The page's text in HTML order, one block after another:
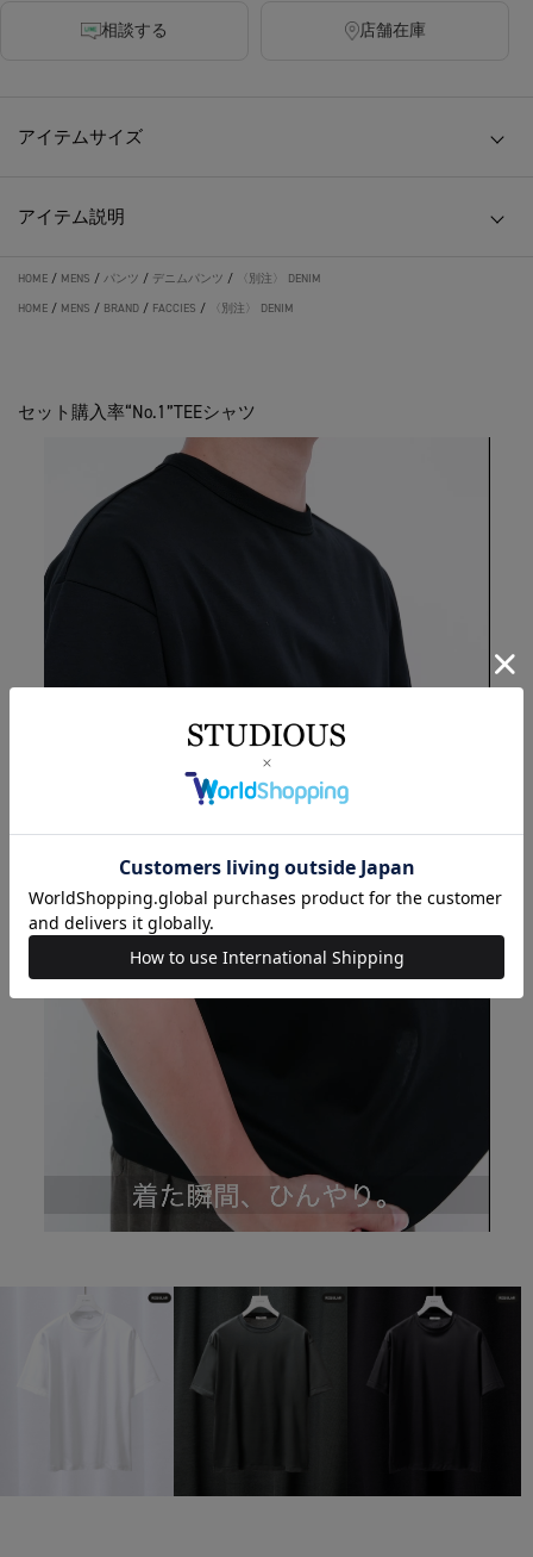
相談する 店舗在庫
アイテムサイズ
アイテム説明
HOME / MENS / パンツ / デニムパンツ /
〈別注〉 DENIM
HOME / MENS / BRAND / FACCIES / 〈別注〉 DENIM
セット購入率“No.1”TEEシャツ